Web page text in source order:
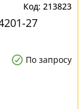
213823
27
По запросу